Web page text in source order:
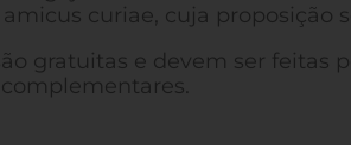
curiae, cuja proposição
gratuitas e devem ser feitas